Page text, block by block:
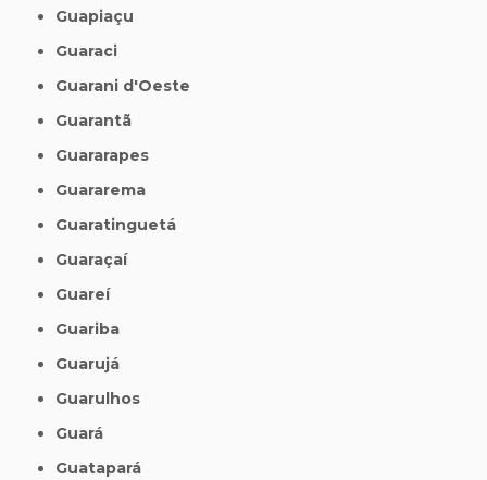
Guapiaçu
Guaraci
Guarani d'Oeste
Guarantã
Guararapes
Guararema
Guaratinguetá
Guaraçaí
Guareí
Guariba
Guarujá
Guarulhos
Guará
Guatapará